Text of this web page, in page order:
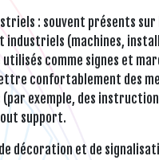
: souvent présents sur
industriels (machines,
comme signes et
confortablement des
exemple, des
support.
décoration et de